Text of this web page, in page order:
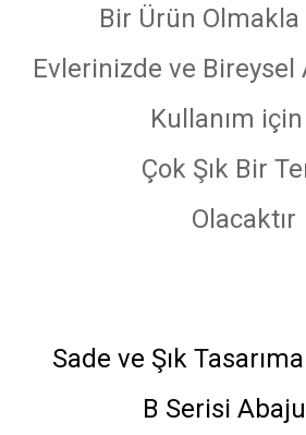
Bir Ürün
Evlerinizde ve Bireysel
Kullanım
Çok Şık Bir
Olacaktır
Sade ve Şık
B Serisi